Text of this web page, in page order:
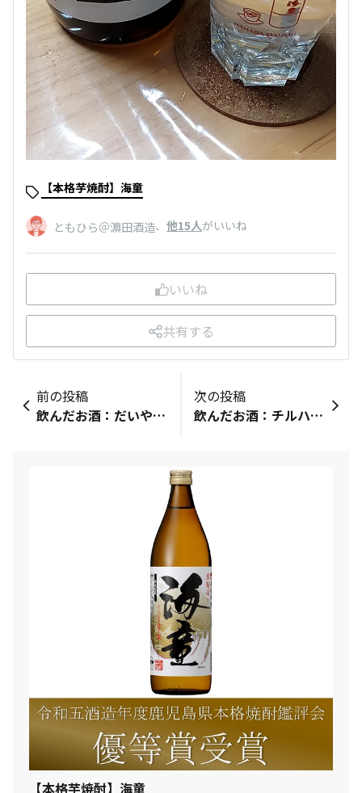
【本格芋焼酎】海童
ともひら＠濵田酒造、 他15人がいいね
いいね
共有する
【本格芋焼酎】海童
前の投稿
飲んだお酒：だいやめコメント：こさんだけもいただいちゃいました〜こさんだけはステーキで！
次の投稿
飲んだお酒：チルハイボールCHILLGREENコメント：今回はおすすめのおつまみクリチににんべんさんの白だしゴールドを漬けて鰹節をかける…を作ってみましたクリチのつもりがゴルゴンゾーラを剥いてしまってありゃりゃと思ったのですがゴンゴンも漬けてみましたゴンゴンとても合いますよ！クリチとはまた違った美味しさで美味しいな〜✨️と言いながら飲んでました♪